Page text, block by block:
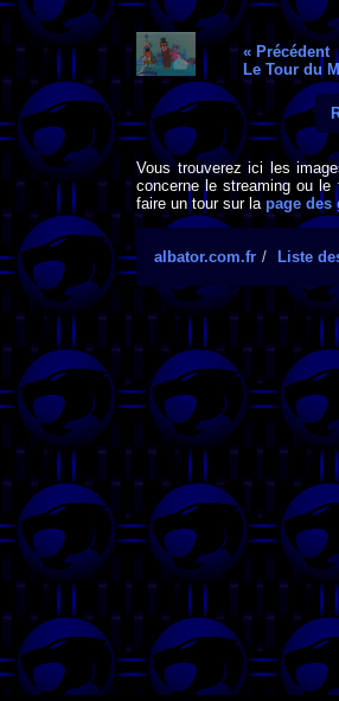
« Précédent
Le Tour du
Vous trouverez ici les
concerne le streaming ou
faire un tour sur la page des
albator.com.fr Liste